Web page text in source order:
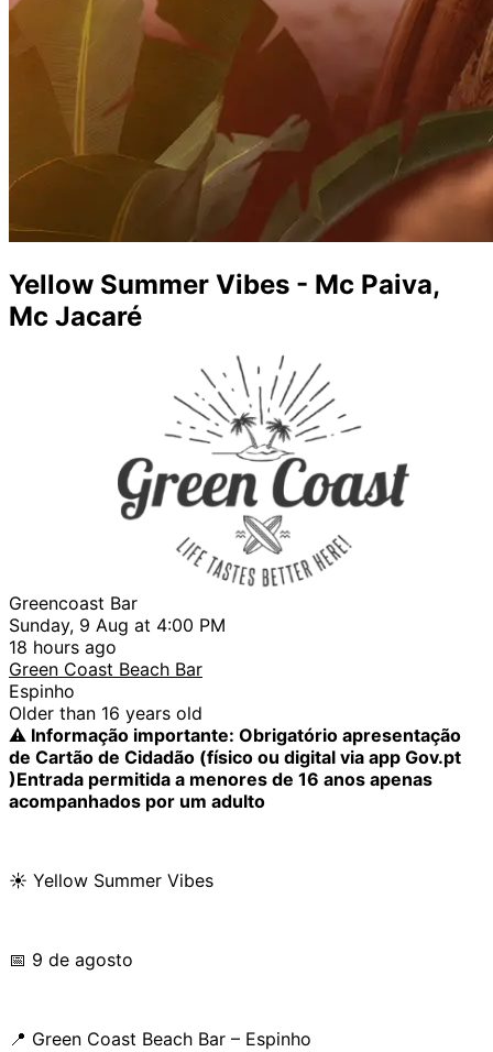
Yellow Summer Vibes - Mc Paiva,
Mc Jacaré
Greencoast Bar
Sunday, 9 Aug at 4:00 PM
18 hours ago
Green Coast Beach Bar
Espinho
Older than 16 years old
⚠️ Informação importante: Obrigatório apresentação
de Cartão de Cidadão (físico ou digital via app Gov.pt
)Entrada permitida a menores de 16 anos apenas
acompanhados por um adulto
☀️ Yellow Summer Vibes
📅 9 de agosto
📍 Green Coast Beach Bar – Espinho